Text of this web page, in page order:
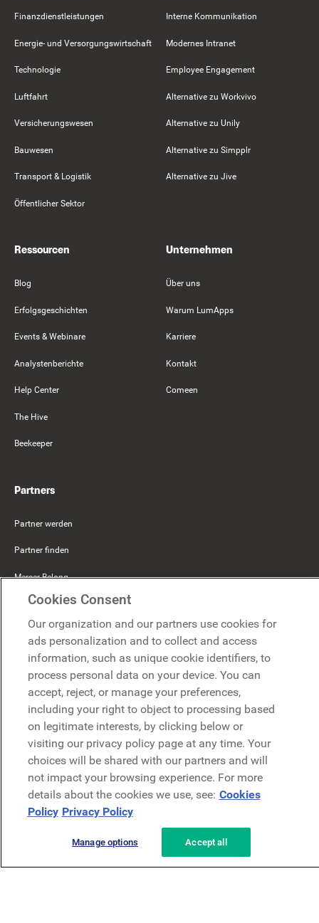
Finanzdienstleistungen
Energie- und Versorgungswirtschaft
Technologie
Luftfahrt
Versicherungswesen
Bauwesen
Transport & Logistik
Öffentlicher Sektor
Interne Kommunikation
Modernes Intranet
Employee Engagement
Alternative zu Workvivo
Alternative zu Unily
Alternative zu Simpplr
Alternative zu Jive
Ressourcen
Blog
Erfolgsgeschichten
Events & Webinare
Analystenberichte
Help Center
The Hive
Beekeeper
Unternehmen
Über uns
Warum LumApps
Karriere
Kontakt
Comeen
Partners
Partner werden
Partner finden
Mercer Belong
Google
Microsoft
Demo anfragen
Demo anfragen
Kontakt
Kontakt
Cookies Consent
Our organization and our partners use cookies for
ads personalization and to collect and access
information, such as unique cookie identifiers, to
process personal data on your device. You can
accept, reject, or manage your preferences,
including your right to object to processing based
on legitimate interests, by clicking below or
visiting our privacy policy page at any time. Your
choices will be shared with our partners and will
not impact your browsing experience. For more
details about the cookies we use, see: Cookies
Policy Privacy Policy
Manage options Accept all